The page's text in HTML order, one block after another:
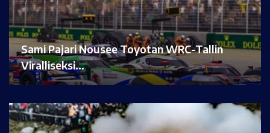
Sami Pajari Nousee Toyotan WRC-Tallin
Viralliseksi…